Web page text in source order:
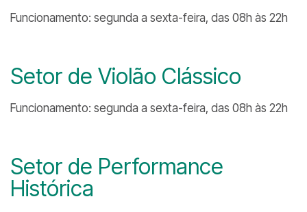
Funcionamento: segunda a sexta-feira, das 08h às 22h
Setor de Violão Clássico
Funcionamento: segunda a sexta-feira, das 08h às 22h
Setor de Performance
Histórica